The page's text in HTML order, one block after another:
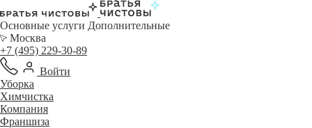
Основные услуги Дополнительные
Москва
+7 (495) 229-30-89
Войти
Уборка
Химчистка
Компания
Франшиза